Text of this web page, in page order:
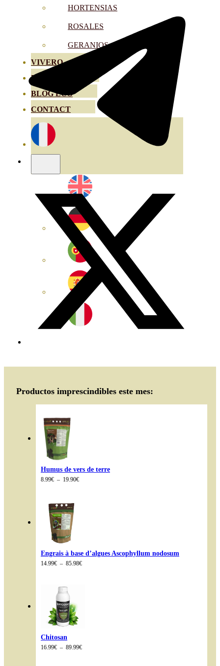
HORTENSIAS
ROSALES
GERANIOS
VIVERO
RECURSOS
BLOG ECO
CONTACT
Productos imprescindibles este mes:
Humus de vers de terre
8.99€ – 19.90€Plage
Engrais à base d’algues Ascophyllum nodosum
14.99€ – 85.98€Plage
Chitosan
16.99€ – 89.99€Plage